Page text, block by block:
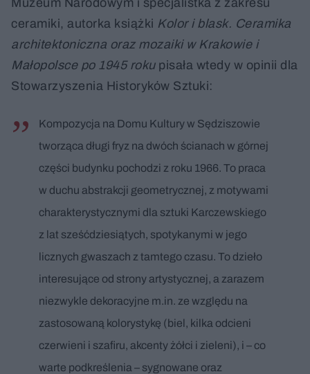
ceramiki, autorka książki Kolor i blask. Ceramika
architektoniczna oraz mozaiki w Krakowie i
Małopolsce po 1945 rokupisała wtedy w opinii dla
Stowarzyszenia Historyków Sztuki:
Kompozycja na Domu Kultury w Sędziszowie
tworząca długi fryz na dwóch ścianach w górnej
części budynku pochodzi z roku 1966. To praca
w duchu abstrakcji geometrycznej, z motywami
charakterystycznymi dla sztuki Karczewskiego
z lat sześćdziesiątych, spotykanymi w jego
licznych gwaszach z tamtego czasu. To dzieło
interesujące od strony artystycznej, a zarazem
niezwykle dekoracyjne m.in. ze względu na
zastosowaną kolorystykę (biel, kilka odcieni
czerwieni i szafiru, akcenty żółci i zieleni), i – co
warte podkreślenia – sygnowane oraz